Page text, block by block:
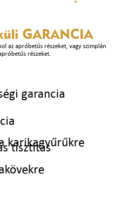
GARANCIA
az apróbetűs részeket, vagy szimplán
apróbetűs részeket.
garancia
tisztítás
karikagyűrűkre